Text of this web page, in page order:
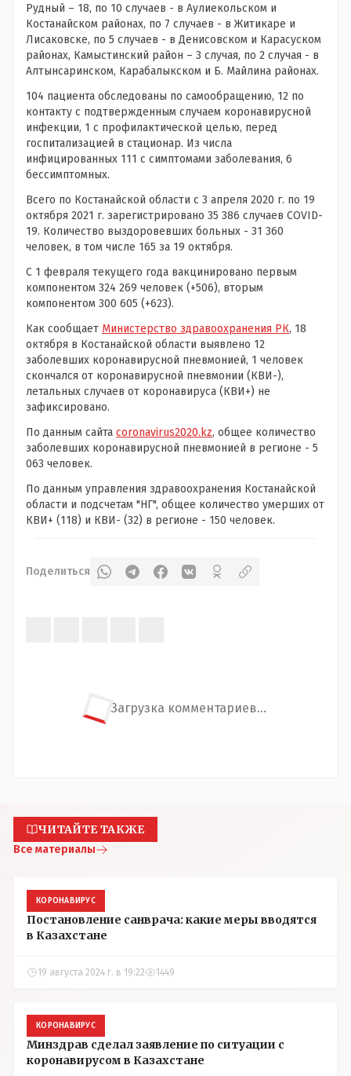
Рудный – 18, по 10 случаев - в Аулиекольском и
Костанайском районах, по 7 случаев - в Житикаре и
Лисаковске, по 5 случаев - в Денисовском и Карасуском
районах, Камыстинский район – 3 случая, по 2 случая - в
Алтынсаринском, Карабалыкском и Б. Майлина районах.
104 пациента обследованы по самообращению, 12 по
контакту с подтвержденным случаем коронавирусной
инфекции, 1 с профилактической целью, перед
госпитализацией в стационар. Из числа
инфицированных 111 с симптомами заболевания, 6
бессимптомных.
Всего по Костанайской области с 3 апреля 2020 г. по 19
октября 2021 г. зарегистрировано 35 386 случаев COVID-
19. Количество выздоровевших больных - 31 360
человек, в том числе 165 за 19 октября.
С 1 февраля текущего года вакцинировано первым
компонентом 324 269 человек (+506), вторым
компонентом 300 605 (+623).
Как сообщает Министерство здравоохранения РК, 18
октября в Костанайской области выявлено 12
заболевших коронавирусной пневмонией, 1 человек
скончался от коронавирусной пневмонии (КВИ-),
летальных случаев от коронавируса (КВИ+) не
зафиксировано.
По данным сайта coronavirus2020.kz, общее количество
заболевших коронавирусной пневмонией в регионе - 5
063 человек.
По данным управления здравоохранения Костанайской
области и подсчетам "НГ", общее количество умерших от
КВИ+ (118) и КВИ- (32) в регионе - 150 человек.
Поделиться
Загрузка комментариев...
ЧИТАЙТЕ ТАКЖЕ
Все материалы
КОРОНАВИРУС
Постановление санврача: какие меры вводятся
в Казахстане
19 августа 2024 г. в 19:22 1449
КОРОНАВИРУС
Минздрав сделал заявление по ситуации с
коронавирусом в Казахстане